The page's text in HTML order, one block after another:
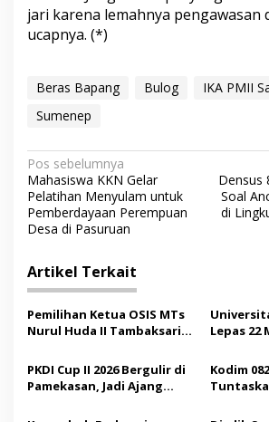
jari karena lemahnya pengawasan
ucapnya. (*)
Beras Bapang Bulog
IKA PMII
Sumenep
N
a
v
i
g
a
s
i
p
o
Pos sebelumnya
Mahasiswa KKN Gelar
Pelatihan Menyulam untuk
Pemberdayaan Perempuan
Desa di Pasuruan
Densus
Soal
di
Artikel Terkait
Pemilihan Ketua OSIS MTs
Nurul Huda II Tambaksari
Demokrasi bagi Siswa
Lepas 22
Saudi
PKDI Cup II 2026 Bergulir di
Pamekasan, Jadi Ajang
Madura
Kodim
Tindakan